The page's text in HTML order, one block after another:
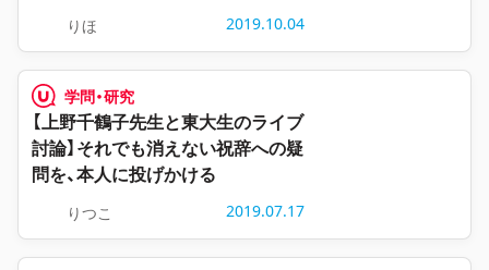
りほ 2019.10.04
学問・研究
【上野千鶴子先生と東大生のライブ
討論】それでも消えない祝辞への疑
問を、本人に投げかける
りつこ 2019.07.17